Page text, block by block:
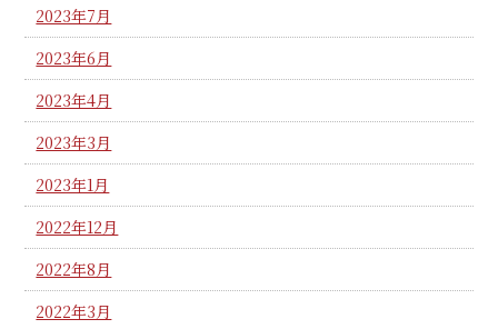
2023年7月
2023年6月
2023年4月
2023年3月
2023年1月
2022年12月
2022年8月
2022年3月